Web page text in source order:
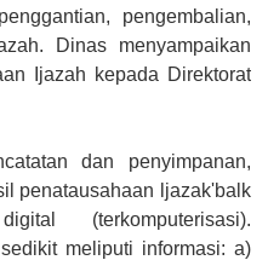
pengembalian,
Dinas menyampaikan
Ijazah kepada Direktorat
dan penyimpanan,
penatausahaan ljazak'balk
(terkomputerisasi).
meliputi informasi: a)